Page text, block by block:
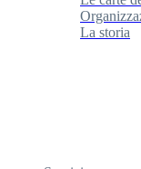
La storia